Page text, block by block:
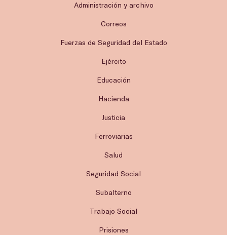
Administración y archivo
Correos
Fuerzas de Seguridad del Estado
Ejército
Educación
Hacienda
Justicia
Ferroviarias
Salud
Seguridad Social
Subalterno
Trabajo Social
Prisiones